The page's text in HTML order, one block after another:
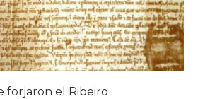
forjaron el Ribeiro